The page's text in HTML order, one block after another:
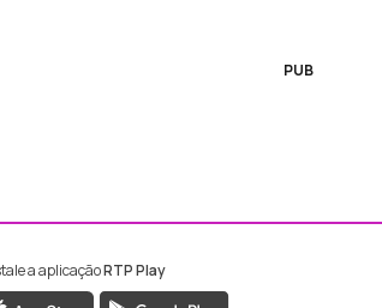
PUB
Madeira
Madeira
a aplicaçãoRTP Play